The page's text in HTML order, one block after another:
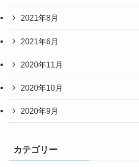
2021年8月
2021年6月
2020年11月
2020年10月
2020年9月
カテゴリー